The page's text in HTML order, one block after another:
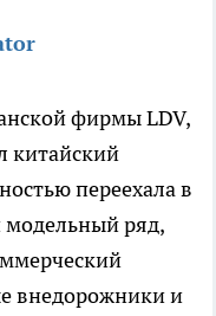
фирмы LDV,
китайский
переехала в
ряд,
внедорожники и